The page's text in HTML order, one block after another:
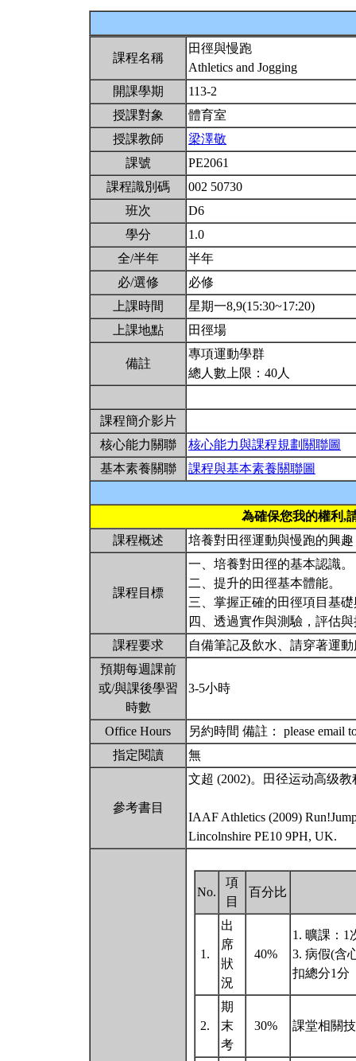
課程名稱
田徑與慢跑
Athletics and Jogging
開課學期
113-2
授課對象
體育室
授課教師
梁澤敬
課號
PE2061
課程識別碼
002 50730
班次
D6
學分
1.0
全/半年
半年
必/選修
必修
上課時間
星期一8,9(15:30~17:20)
上課地點
田徑場
備註
專項運動學群
總人數上限：40人
課程簡介影片
核心能力關聯
核心能力與課程規劃關聯圖
基本素養關聯
課程與基本素養關聯圖
為確保您我的權利,
課程概述
培養對田徑運動與慢跑的興
課程目標
一、培養對田徑的基本認識。
二、提升的田徑基本體能。
三、掌握正確的田徑項目基
四、透過實作與測驗，評估
課程要求
自備筆記及飲水、請穿著運
預期每週課前
或/與課後學習
時數
3-5小時
Office Hours
另約時間 備註： please email
指定閱讀
無
參考書目
文超 (2002)。田径运动高级
IAAF Athletics (2009)
Lincolnshire PE10 9PH, UK.
No.
項
目
百分比
1.
出
席
狀
況
40%
1. 曠課：1
3. 病假(含
扣總分1分
2.
期
末
考
30% 課堂相關